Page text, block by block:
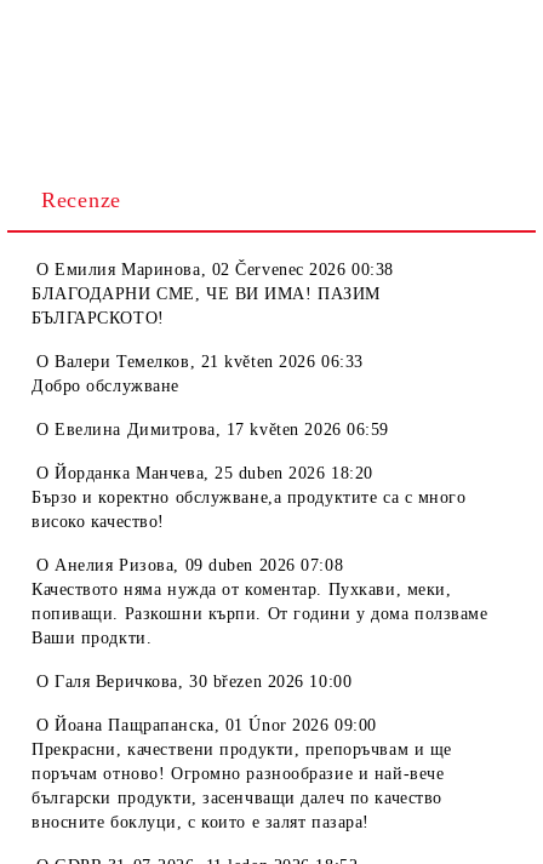
Recenze
OЕмилия Маринова, 02 Červenec 2026 00:38
БЛАГОДАРНИ СМЕ, ЧЕ ВИ ИМА! ПАЗИМ
БЪЛГАРСКОТО!
OВалери Темелков , 21 květen 2026 06:33
Добро обслужване
OЕвелина Димитрова, 17 květen 2026 06:59
OЙорданка Манчева,25 duben 2026 18:20
Бързо и коректно обслужване,а продуктите са с много
високо качество!
OАнелия Ризова, 09 duben 2026 07:08
Качеството няма нужда от коментар. Пухкави, меки,
попиващи. Разкошни кърпи. От години у дома ползваме
Ваши продкти.
OГаля Веричкова,30 březen 2026 10:00
OЙоана Пащрапанска, 01 Únor 2026 09:00
Прекрасни, качествени продукти, препоръчвам и ще
поръчам отново! Огромно разнообразие и най-вече
български продукти, засенчващи далеч по качество
вносните боклуци, с които е залят пазара!